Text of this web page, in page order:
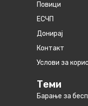
Повици
ЕСЧП
Донирај
Контакт
Услови за
Теми
Барање за